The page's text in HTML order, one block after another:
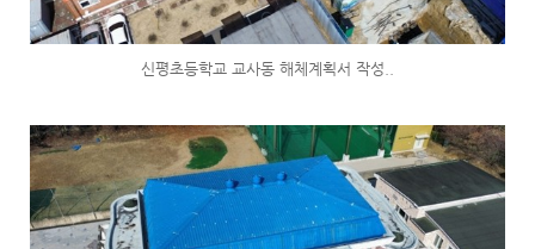
신평초등학교 교사동 해체계획서 작성..